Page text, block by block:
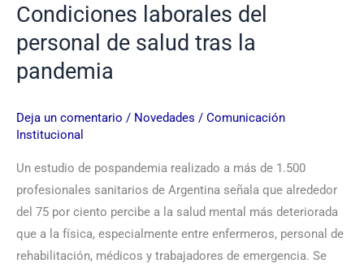
Condiciones laborales del
personal de salud tras la
pandemia
Deja un comentario / Novedades / Comunicación
Institucional
Un estudio de pospandemia realizado a más de 1.500
profesionales sanitarios de Argentina señala que alrededor
del 75 por ciento percibe a la salud mental más deteriorada
que a la física, especialmente entre enfermeros, personal de
rehabilitación, médicos y trabajadores de emergencia. Se